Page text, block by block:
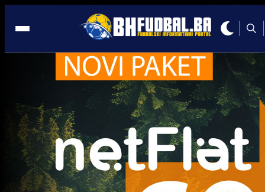
Zorya